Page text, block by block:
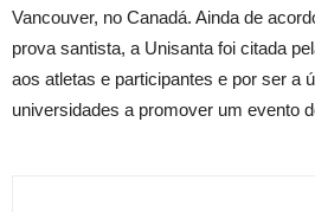
Vancouver, no Canadá. Ainda de
prova santista, a Unisanta foi citada
aos atletas e participantes e por ser a
universidades a promover um evento